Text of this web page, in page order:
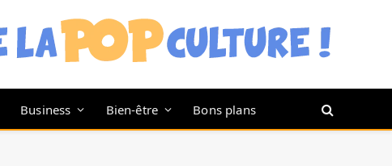
Business Bien-être Bons plans